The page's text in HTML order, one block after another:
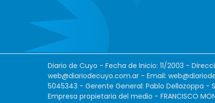
Diario de Cuyo - Fecha de Inicio: 11/2003 -
web@diariodecuyo.com.ar - Email:
5045343 - Gerente General: Pablo Dellazoppa -
Empresa propietaria del medio - FRANCISCO